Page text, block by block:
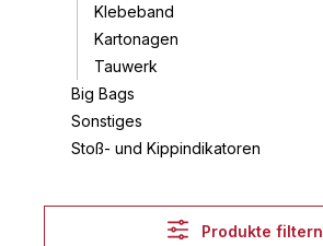
Klebeband
Kartonagen
Tauwerk
Big Bags
Sonstiges
Stoß- und Kippindikatoren
Produkte filtern